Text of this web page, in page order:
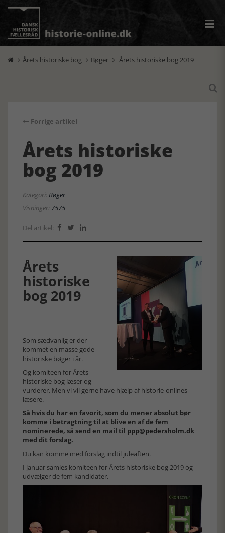
 Årets historiske bog  Bøger  Årets historiske bog 2019

Forrige artikel
Årets historiske
bog 2019
Kategori:Bøger
Visninger: 7575
Del artikel:   
Årets
historiske
bog 2019
Som sædvanlig er der
kommet en masse gode
historiske bøger i år.
Og komiteen for Årets
historiske bog læser og
vurderer. Men vi vil gerne have hjælp af historie-onlines
læsere.
Så hvis du har en favorit, som du mener absolut bør
komme i betragtning til at blive en af de fem
nominerede, så send en mail til ppp@pedersholm.dk
med dit forslag.
Du kan komme med forslag indtil juleaften.
I januar samles komiteen for Årets historiske bog 2019 og
udvælger de fem kandidater.